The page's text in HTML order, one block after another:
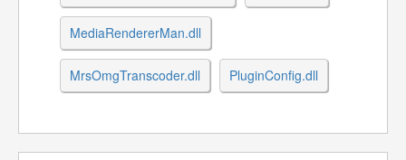
MediaRendererMan.dll
MrsOmgTranscoder.dll PluginConfig.dll